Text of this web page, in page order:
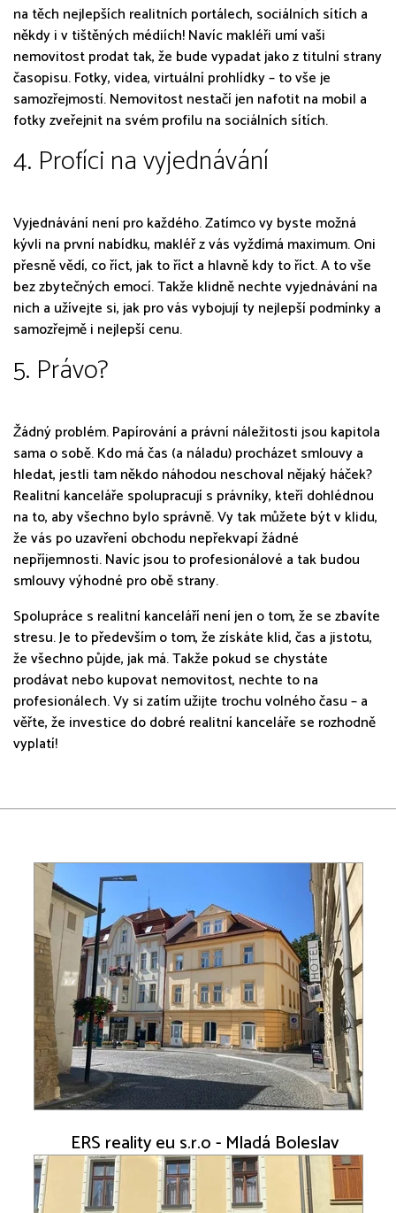
na těch nejlepších realitních portálech, sociálních sítích a
někdy i v tištěných médiích! Navíc makléři umí vaši
nemovitost prodat tak, že bude vypadat jako z titulní strany
časopisu. Fotky, videa, virtuální prohlídky – to vše je
samozřejmostí. Nemovitost nestačí jen nafotit na mobil a
fotky zveřejnit na svém profilu na sociálních sítích.
4. Profíci na vyjednávání
Vyjednávání není pro každého. Zatímco vy byste možná
kývli na první nabídku, makléř z vás vyždímá maximum. Oni
přesně vědí, co říct, jak to říct a hlavně kdy to říct. A to vše
bez zbytečných emocí. Takže klidně nechte vyjednávání na
nich a užívejte si, jak pro vás vybojují ty nejlepší podmínky a
samozřejmě i nejlepší cenu.
5. Právo?
Žádný problém. Papírování a právní náležitosti jsou kapitola
sama o sobě. Kdo má čas (a náladu) procházet smlouvy a
hledat, jestli tam někdo náhodou neschoval nějaký háček?
Realitní kanceláře spolupracují s právníky, kteří dohlédnou
na to, aby všechno bylo správně. Vy tak můžete být v klidu,
že vás po uzavření obchodu nepřekvapí žádné
nepříjemnosti. Navíc jsou to profesionálové a tak budou
smlouvy výhodné pro obě strany.
Spolupráce s realitní kanceláří není jen o tom, že se zbavíte
stresu. Je to především o tom, že získáte klid, čas a jistotu,
že všechno půjde, jak má. Takže pokud se chystáte
prodávat nebo kupovat nemovitost, nechte to na
profesionálech. Vy si zatím užijte trochu volného času – a
věřte, že investice do dobré realitní kanceláře se rozhodně
vyplatí!
ERS reality eu s.r.o - Mladá Boleslav